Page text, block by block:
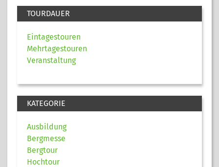
TOURDAUER
Eintagestouren
Mehrtagestouren
Veranstaltung
KATEGORIE
Ausbildung
Bergmesse
Bergtour
Hochtour